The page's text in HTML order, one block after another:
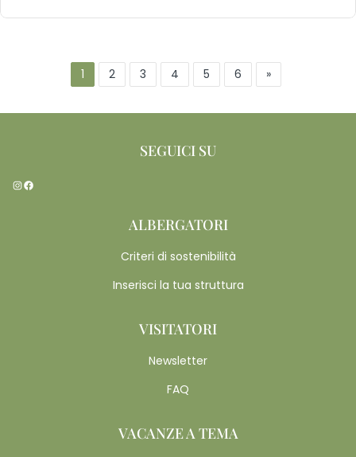
1 2 3 4 5 6 »
SEGUICI SU
Instagram
Facebook
ALBERGATORI
Criteri di sostenibilità
Inserisci la tua struttura
VISITATORI
Newsletter
FAQ
VACANZE A TEMA